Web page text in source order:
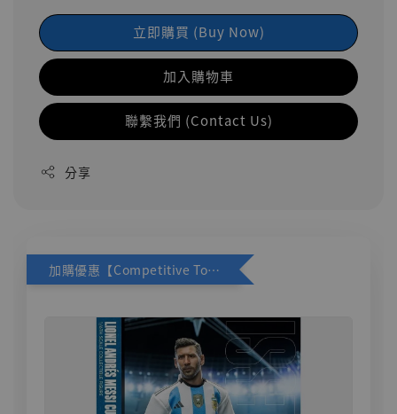
立即購買 (Buy Now)
加入購物車
聯繫我們 (Contact Us)
分享
加購優惠【Competitive Toys 梅西 [CM001]】